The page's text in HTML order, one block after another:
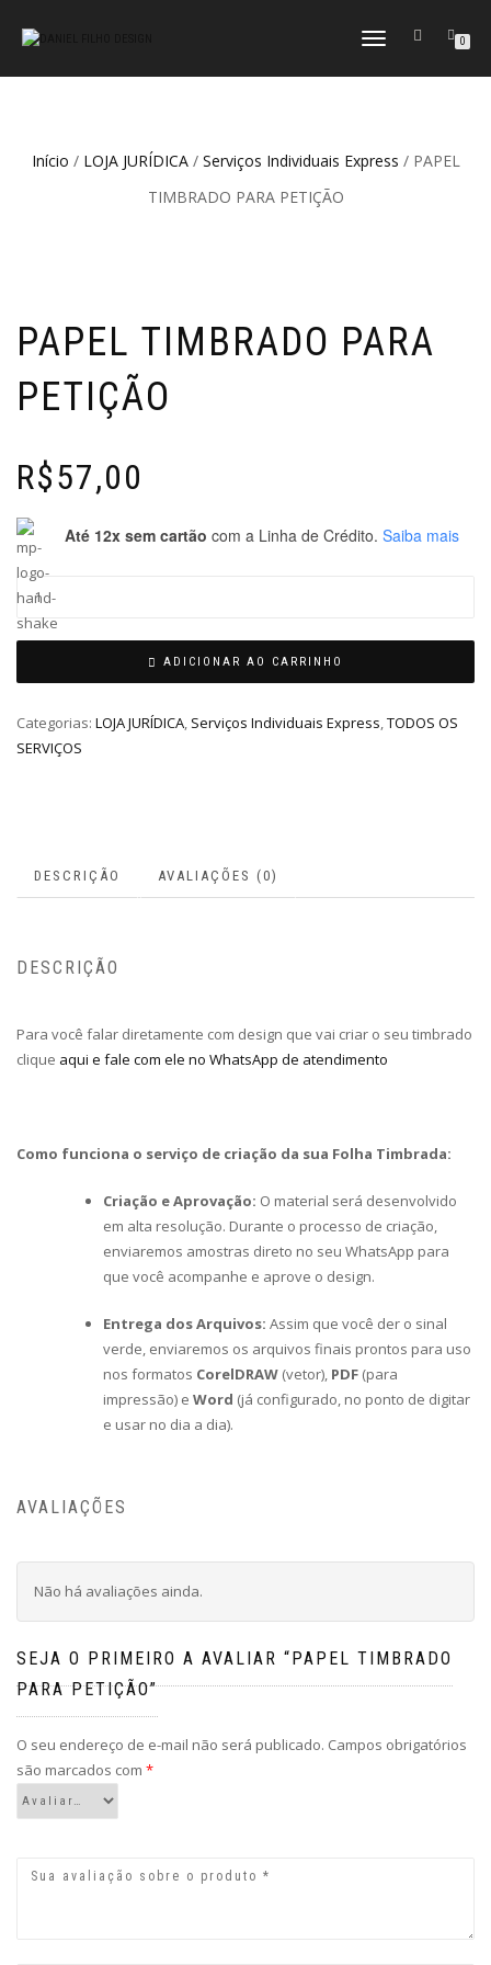
ALTERNAR
0
Início / LOJA JURÍDICA/ Serviços Individuais Express / PAPEL
TIMBRADO PARA PETIÇÃO
PAPEL TIMBRADO PARA
PETIÇÃO
R$57,00
Até 12x sem cartão com a Linha de Crédito. Saiba mais
ADICIONAR AO CARRINHO
Categorias: LOJA JURÍDICA, Serviços Individuais Express,TODOS OS
SERVIÇOS
DESCRIÇÃO AVALIAÇÕES (0)
DESCRIÇÃO
Para você falar diretamente com design que vai criar o seu timbrado
clique aqui e fale com ele no WhatsApp de atendimento
Como funciona o serviço de criação da sua Folha Timbrada:
Criação e Aprovação: O material será desenvolvido
em alta resolução. Durante o processo de criação,
enviaremos amostras direto no seu WhatsApp para
que você acompanhe e aprove o design.
Entrega dos Arquivos: Assim que você der o sinal
verde, enviaremos os arquivos finais prontos para uso
nos formatos CorelDRAW (vetor), PDF (para
impressão) e Word (já configurado, no ponto de digitar
e usar no dia a dia).
AVALIAÇÕES
Não há avaliações ainda.
SEJA O PRIMEIRO A AVALIAR “PAPEL TIMBRADO
PARA PETIÇÃO”
O seu endereço de e-mail não será publicado. Campos obrigatórios
são marcados com *